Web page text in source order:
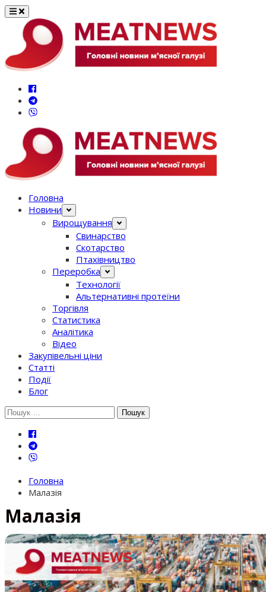
Перейти
вмісту
Головна
Новини
Вирощування
Свинарство
Скотарство
Птахівництво
Переробка
Технології
Альтернативні протеїни
Торгівля
Статистика
Аналітика
Відео
Закупівельні ціни
Статті
Події
Блог
Шукати:
Головна
Малазія
Малазія